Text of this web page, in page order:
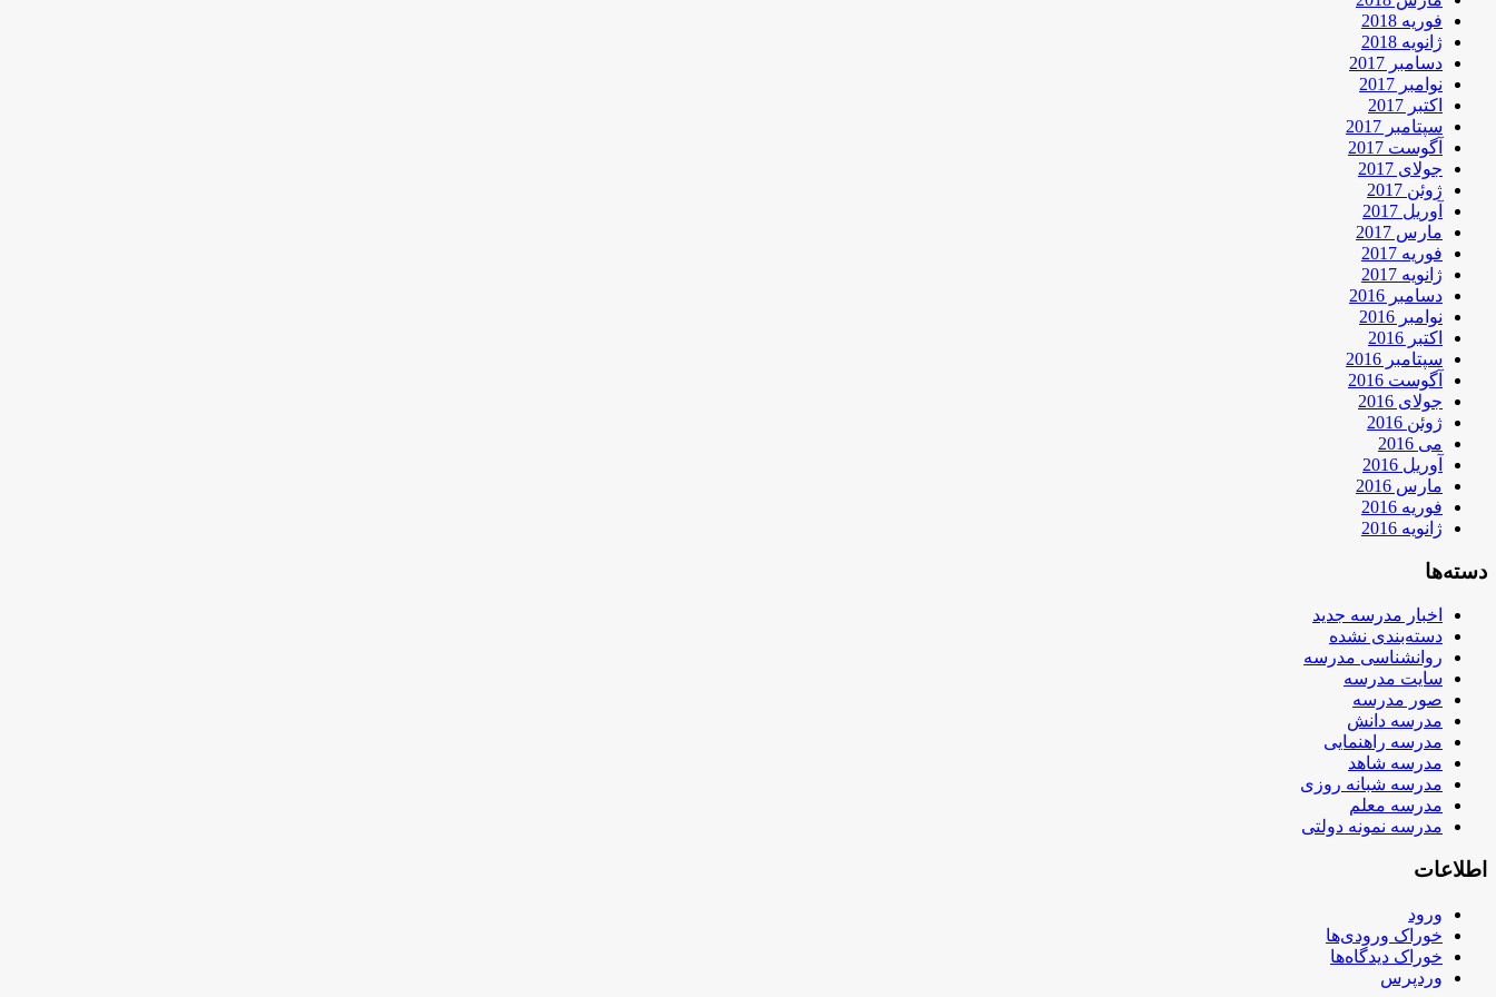
فوریه 2018
ژانویه 2018
دسامبر 2017
نوامبر 2017
اکتبر 2017
سپتامبر 2017
آگوست 2017
جولای 2017
ژوئن 2017
آوریل 2017
مارس 2017
فوریه 2017
ژانویه 2017
دسامبر 2016
نوامبر 2016
اکتبر 2016
سپتامبر 2016
آگوست 2016
جولای 2016
ژوئن 2016
می 2016
آوریل 2016
مارس 2016
فوریه 2016
ژانویه 2016
دسته‌ها
اخبار مدرسه جدید
دسته‌بندی نشده
روانشناسی مدرسه
سایت مدرسه
صور مدرسه
مدرسه دانش
مدرسه راهنمایی
مدرسه شاهد
مدرسه شبانه روزی
مدرسه معلم
مدرسه نمونه دولتی
اطلاعات
ورود
خوراک ورودی‌ها
خوراک دیدگاه‌ها
وردپرس